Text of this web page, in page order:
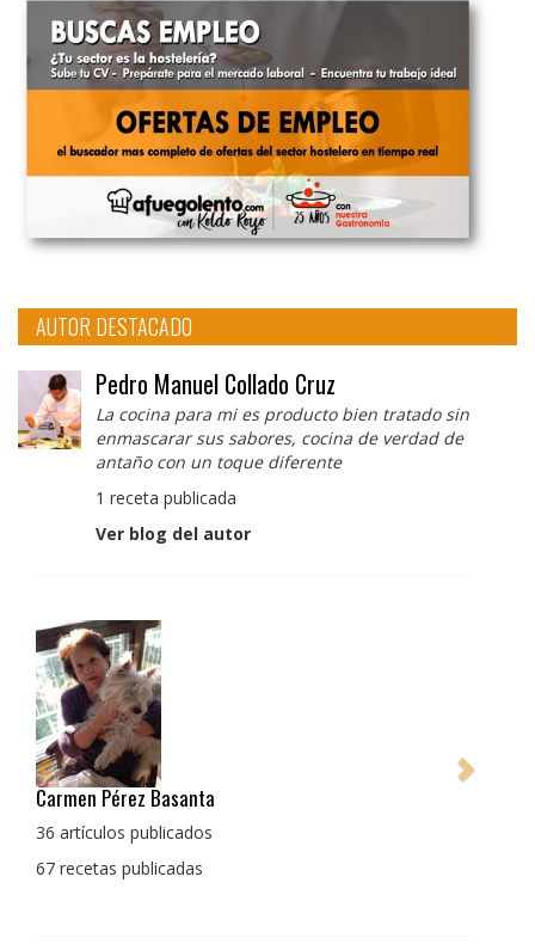
AUTOR DESTACADO
Pedro Manuel Collado Cruz
La cocina para mi es producto bien tratado sin
enmascarar sus sabores, cocina de verdad de
antaño con un toque diferente
1 receta publicada
Ver blog del autor
Pedro Manuel Collado Cruz
La cocina para mi es producto bien tratado sin
con un toque diferente